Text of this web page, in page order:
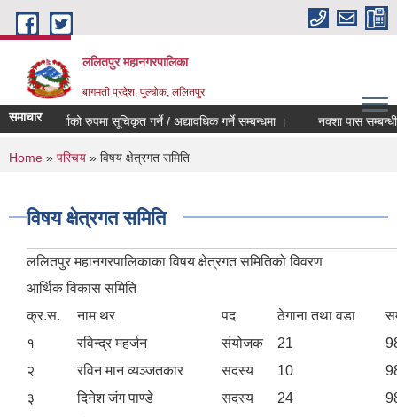
Skip to main content
ललितपुर महानगरपालिका
बागमती प्रदेश, पुल्चोक, ललितपुर
समाचार
मेलमिलापकर्ताको रुपमा सूचिकृत गर्ने / अद्यावधिक गर्ने सम्बन्धमा । नक्शा पास सम्बन्धी
You are here
Home » परिचय » विषय क्षेत्रगत समिति
विषय क्षेत्रगत समिति
ललितपुर महानगरपालिकाका विषय क्षेत्रगत समितिको विवरण
आर्थिक विकास समिति
क्र.स.
नाम थर पद ठेगाना तथा वडा
१
रविन्द्र महर्जन संयोजक 21
२
रविन मान व्यञ्जतकार सदस्य 10
३
दिनेश जंग पाण्डे सदस्य 24